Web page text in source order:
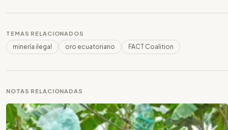
TEMAS RELACIONADOS
minería ilegal oro ecuatoriano FACT Coalition
NOTAS RELACIONADAS